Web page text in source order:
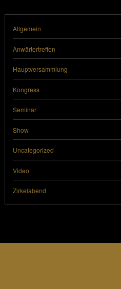
Allgemein
Anwärtertreffen
Hauptversammlung
Kongress
Seminar
Show
Uncategorized
Video
Zirkelabend